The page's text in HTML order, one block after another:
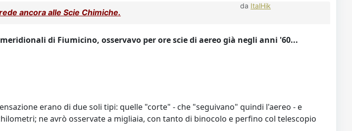
da ItalHik
ancora alle Scie Chimiche.
di Fiumicino, osservavo per ore scie di aereo già negli anni '60...
erano di due soli tipi: quelle "corte" - che "seguivano" quindi l'aereo - e
ne avrò osservate a migliaia, con tanto di binocolo e perfino col telescopio